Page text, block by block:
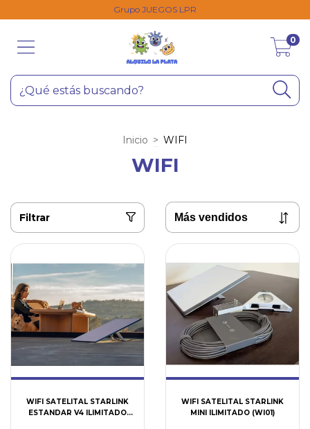
Grupo JUEGOS LPR
0
Inicio > WIFI
WIFI
Filtrar
WIFI SATELITAL STARLINK
ESTANDAR V4 ILIMITADO
WIFI SATELITAL STARLINK
MINI ILIMITADO (WI01)